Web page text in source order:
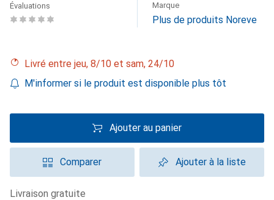
Évaluations Marque
Plus de produits Noreve
Livré entre jeu, 8/10 et sam, 24/10
M'informer si le produit est disponible plus tôt
Ajouter au panier
Comparer Ajouter à la liste
livraison gratuite